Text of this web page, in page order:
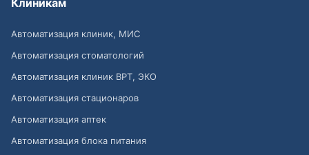
Автоматизация клиник, МИС
Автоматизация стоматологий
Автоматизация клиник ВРТ, ЭКО
Автоматизация стационаров
Автоматизация аптек
Автоматизация блока питания